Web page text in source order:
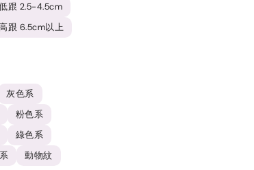
跟 2.5-4.5cm
跟 6.5cm以上
灰色系
粉色系
綠色系
動物紋